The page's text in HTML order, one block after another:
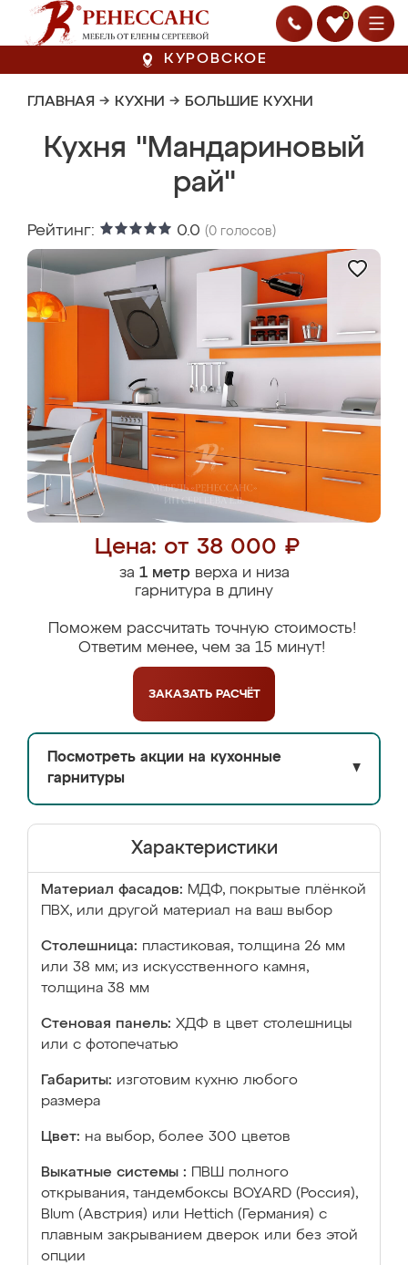
0
КУРОВСКОЕ
ГЛАВНАЯ → КУХНИ → БОЛЬШИЕ КУХНИ
Кухня "Мандариновый
рай"
Рейтинг: 0.0 (0 голосов)
Цена: от 38 000 ₽
за 1 метрверха и низа
гарнитура в длину
Поможем рассчитать точную стоимость!
Ответим менее, чем за 15 минут!
ЗАКАЗАТЬ РАСЧЁТ
Посмотреть акции на кухонные
гарнитуры
▼
Характеристики
Материал фасадов: МДФ, покрытые плёнкой
ПВХ, или другой материал на ваш выбор
Столешница: пластиковая, толщина 26 мм
или 38 мм; из искусственного камня,
толщина 38 мм
Стеновая панель: ХДФ в цвет столешницы
или с фотопечатью
Габариты: изготовим кухню любого
размера
Цвет: на выбор, более 300 цветов
Выкатные системы :
ПВШ полного
открывания, тандембоксы BOYARD (Россия),
Blum (Австрия) или Hettich (Германия) с
плавным закрыванием дверок или без этой
опции